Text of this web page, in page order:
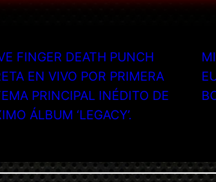
FINGER DEATH PUNCH
EN VIVO POR PRIMERA
PRINCIPAL INÉDITO DE
ÁLBUM ‘LEGACY’.